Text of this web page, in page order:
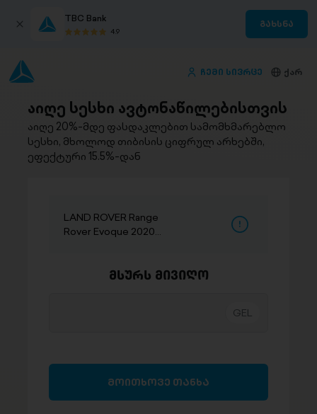
TBC Bank
4.9
გახსნა
ჩემი სივრცე ქარ
აიღე სესხი ავტონაწილებისთვის
აიღე 20%-მდე ფასდაკლებით სამომხმარებლო
სესხი, მხოლოდ თიბისის ციფრულ არხებში,
ეფექტური 15.5%-დან
LAND ROVER Range
Rover Evoque 2020
მსურს მივიღო
მოითხოვე თანხა